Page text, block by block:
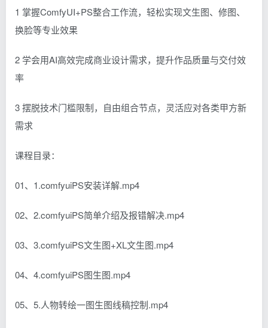
1 掌握ComfyUI+PS整合工作流，轻松实现文生图、修图、
换脸等专业效果
2 学会用AI高效完成商业设计需求，提升作品质量与交付效
率
3 摆脱技术门槛限制，自由组合节点，灵活应对各类甲方新
需求
课程目录：
01、1.comfyuiPS安装详解.mp4
02、2.comfyuiPS简单介绍及报错解决.mp4
03、3.comfyuiPS文生图+XL文生图.mp4
04、4.comfyuiPS图生图.mp4
05、5.人物转绘一图生图线稿控制.mp4